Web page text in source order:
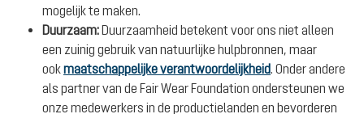
mogelijk te maken.
Duurzaam: Duurzaamheid betekent voor ons niet alleen
een zuinig gebruik van natuurlijke hulpbronnen, maar
ookmaatschappelijke verantwoordelijkheid. Onder andere
als partner van de Fair Wear Foundation ondersteunen we
onze medewerkers in de productielanden en bevorderen